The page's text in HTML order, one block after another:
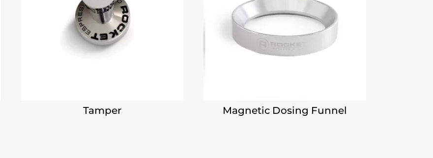
Tamper Magnetic Dosing Funnel